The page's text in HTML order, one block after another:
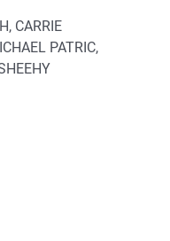
CARRIE
PATRIC,